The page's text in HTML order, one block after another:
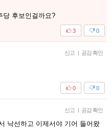
당 후보인걸까요?
0
3
신고 | 공감 확인
0
0
신고 | 공감 확인
낙선하고 이제서야 기어 들어왔